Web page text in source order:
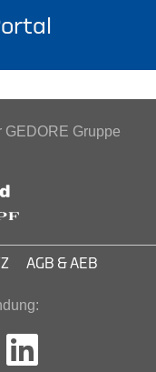
GEDORE Gruppe
AGB & AEB